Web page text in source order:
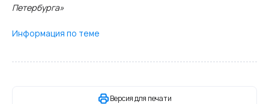
Петербурга»
Информация по теме
Версия для печати